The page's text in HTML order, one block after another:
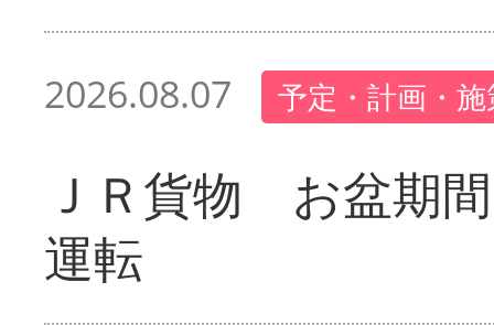
2026.08.07 予定・計画・
ＪＲ貨物 お盆期
運転